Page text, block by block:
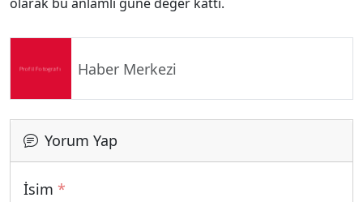
Haber Merkezi
Yorum Yap
İsim *